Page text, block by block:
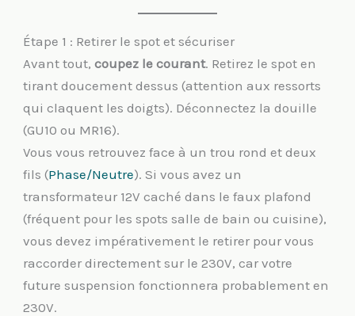
Étape 1 : Retirer le spot et sécuriser
Avant tout,coupez le courant. Retirez le spot en
tirant doucement dessus (attention aux ressorts
qui claquent les doigts). Déconnectez la douille
(GU10 ou MR16).
Vous vous retrouvez face à un trou rond et deux
fils (Phase/Neutre). Si vous avez un
transformateur 12V caché dans le faux plafond
(fréquent pour les spots salle de bain ou cuisine),
vous devez impérativement le retirer pour vous
raccorder directement sur le 230V, car votre
future suspension fonctionnera probablement en
230V.